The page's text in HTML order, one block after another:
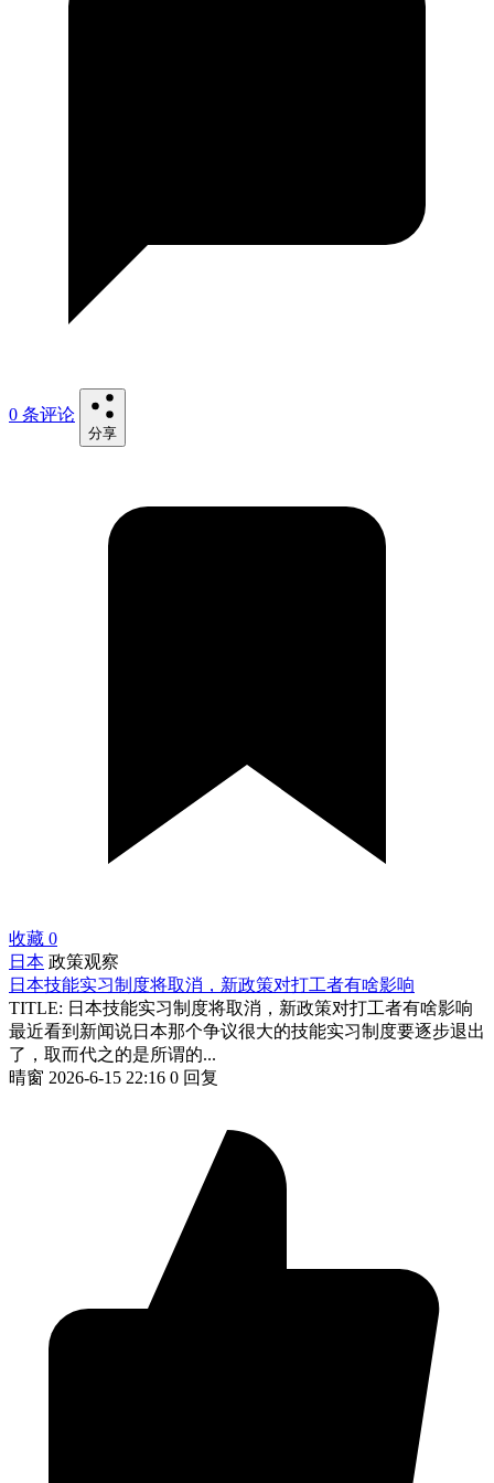
0 条评论
分享
收藏 0
日本 政策观察
日本技能实习制度将取消，新政策对打工者有啥影响
TITLE: 日本技能实习制度将取消，新政策对打工者有啥影响
最近看到新闻说日本那个争议很大的技能实习制度要逐步退出
了，取而代之的是所谓的...
晴窗 2026-6-15 22:16 0 回复